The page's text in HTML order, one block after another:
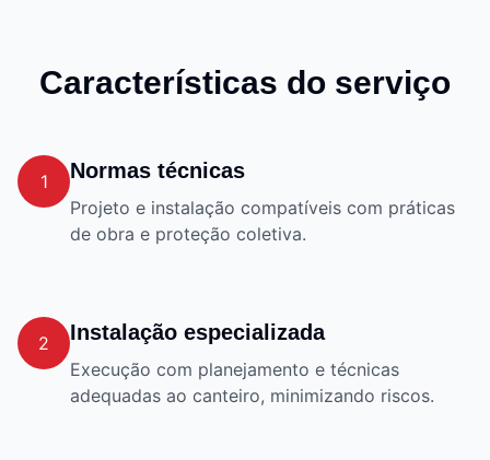
Características do serviço
1 Normas técnicas
Projeto e instalação compatíveis com práticas
de obra e proteção coletiva.
2 Instalação especializada
Execução com planejamento e técnicas
adequadas ao canteiro, minimizando riscos.